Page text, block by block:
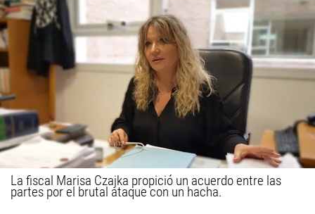
La fiscal Marisa Czajka propició un acuerdo entre las
partes por el brutal ataque con un hacha.